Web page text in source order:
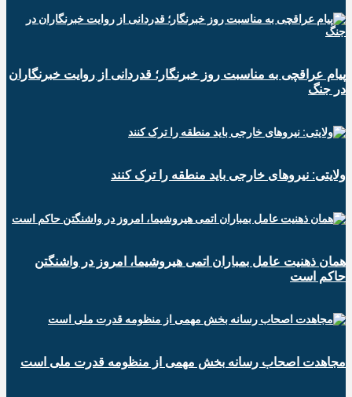
پیام عراقچی به مناسبت روز خبرنگار؛ قدردانی از روایت خبرنگاران
در جنگ
ولایتی: نیروهای خارجی باید منطقه را ترک کنند
همان ذهنیت عامل بمباران اتمی هیروشیما، امروز در واشنگتن
حاکم است
مجاهدت اصحاب رسانه بخش مهمی از منظومه قدرت ملی است